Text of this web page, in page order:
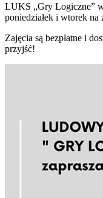
LUKS „Gry Logiczne”
poniedziałek i wtorek na
Zajęcia są bezpłatne i
przyjść!